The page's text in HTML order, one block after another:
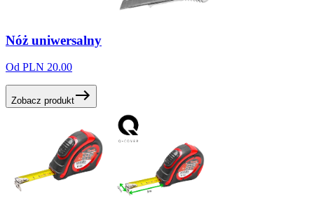
Nóż uniwersalny
Od PLN 20.00
Zobacz produkt